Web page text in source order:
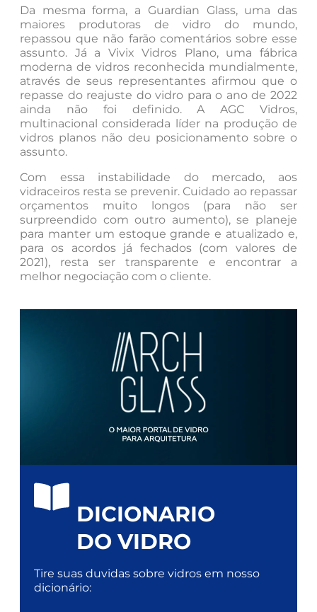
Da mesma forma, a Guardian Glass, uma das
maiores produtoras de vidro do mundo,
repassou que não farão comentários sobre esse
assunto. Já a Vivix Vidros Plano, uma fábrica
moderna de vidros reconhecida mundialmente,
através de seus representantes afirmou que o
repasse do reajuste do vidro para o ano de 2022
ainda não foi definido. A AGC Vidros,
multinacional considerada líder na produção de
vidros planos não deu posicionamento sobre o
assunto.
Com essa instabilidade do mercado, aos
vidraceiros resta se prevenir. Cuidado ao repassar
orçamentos muito longos (para não ser
surpreendido com outro aumento), se planeje
para manter um estoque grande e atualizado e,
para os acordos já fechados (com valores de
2021), resta ser transparente e encontrar a
melhor negociação com o cliente.
DICIONARIO
DO VIDRO
Tire suas duvidas sobre vidros em nosso
dicionário: